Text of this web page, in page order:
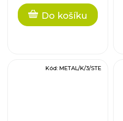
Do košíku
Kód: METAL/K/3/STE